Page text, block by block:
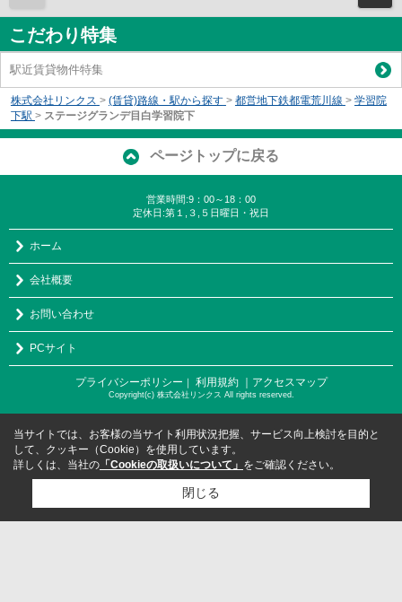
こだわり特集
駅近賃貸物件特集
株式会社リンクス > (賃貸)路線・駅から探す > 都営地下鉄都電荒川線 > 学習院
下駅 > ステージグランデ目白学習院下
ページトップに戻る
営業時間:9：00～18：00
定休日:第１,３,５日曜日・祝日
ホーム
会社概要
お問い合わせ
PCサイト
プライバシーポリシー 利用規約 ｜アクセスマップ
Copyright(c) 株式会社リンクス All rights reserved.
当サイトでは、お客様の当サイト利用状況把握、サービス向上検討を目的と
して、クッキー（Cookie）を使用しています。
詳しくは、当社の 「Cookieの取扱いについて」 をご確認ください。
閉じる